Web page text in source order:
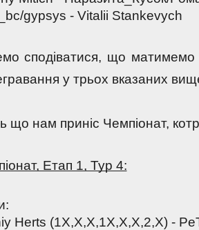
gypsys - Vitalii Stankevych
сподіватися, що матимемо
у трьох вказаних
що нам приніс Чемпіонат,
Етап 1, Тур 4:
Herts (1X,X,X,1X,X,X,2,X) -